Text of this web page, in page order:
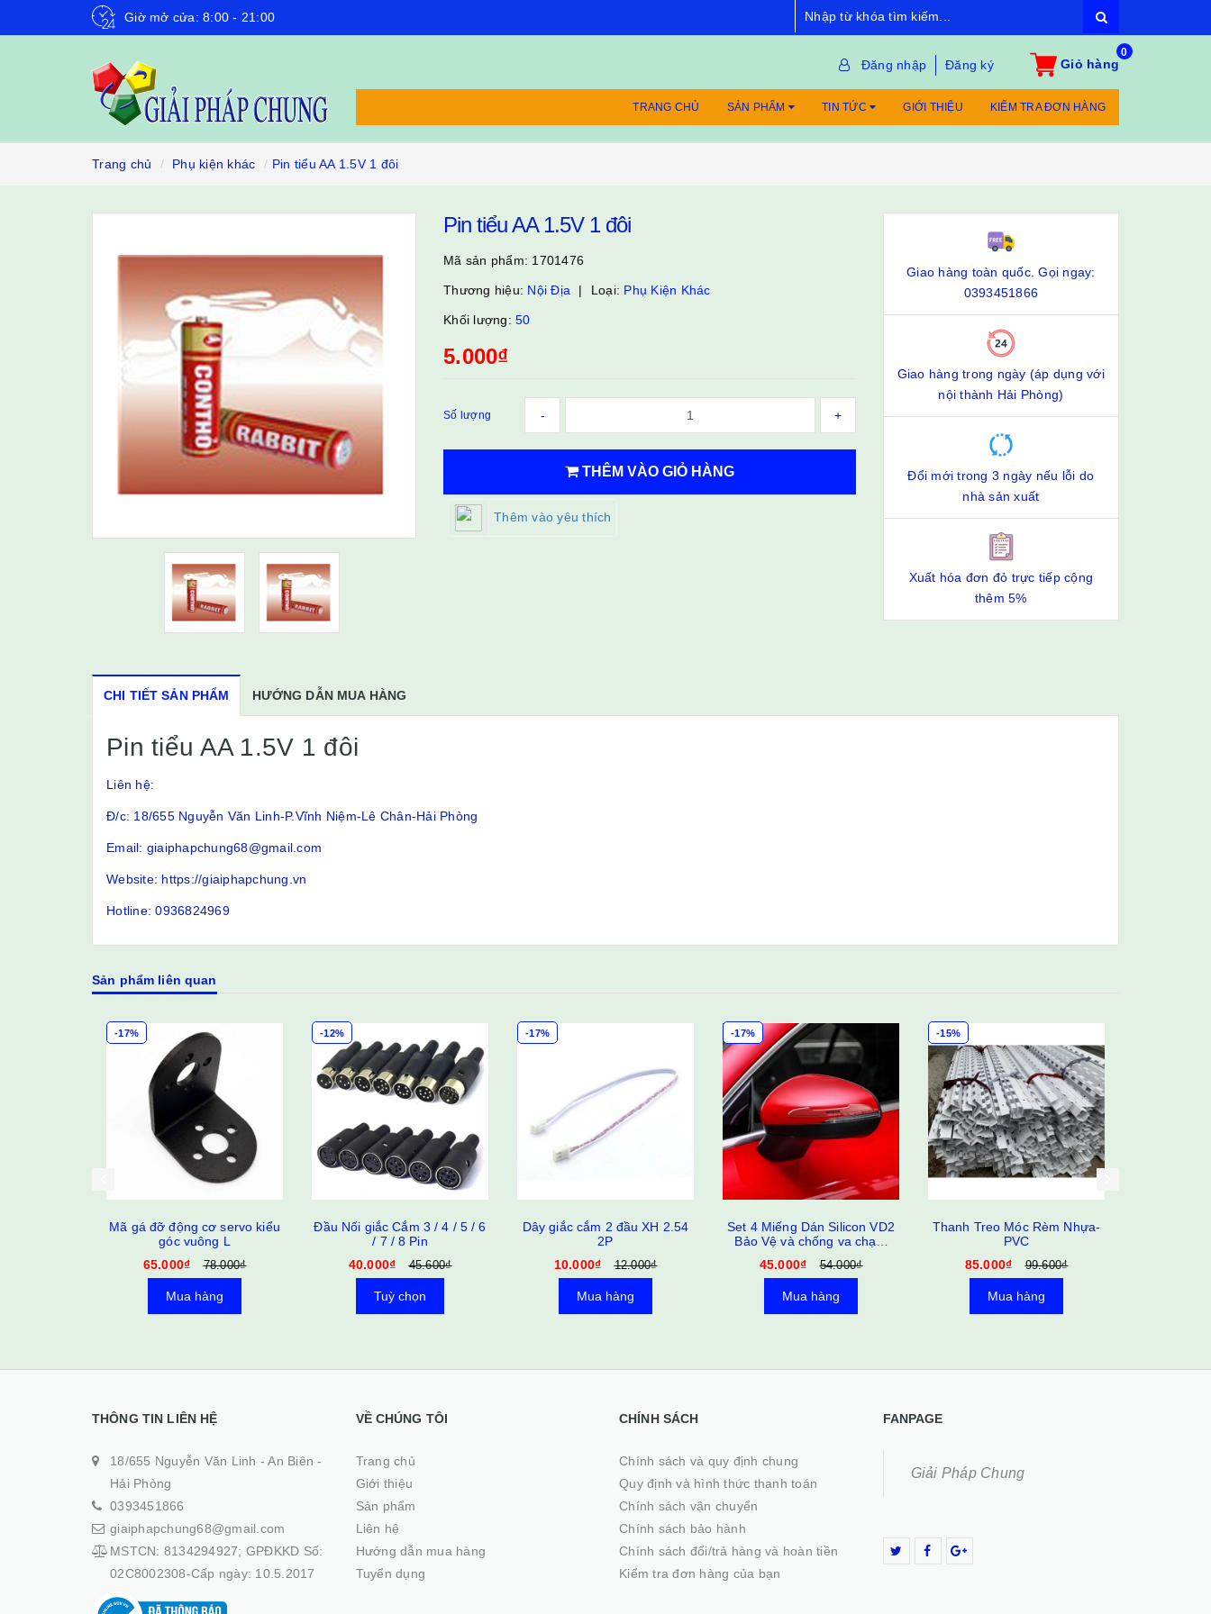
Giờ mở cửa: 8:00 - 21:00
Đăng nhập Đăng ký
0
Giỏ hàng
TRANG CHỦ SẢN PHẨM TIN TỨC GIỚI THIỆU KIỂM TRA ĐƠN HÀNG
Trang chủ Phụ kiện khác Pin tiểu AA 1.5V 1 đôi
Pin tiểu AA 1.5V 1 đôi
Mã sản phẩm: 1701476
Thương hiệu: Nội Địa Loại: Phụ Kiện Khác
Khối lượng: 50
5.000₫
Số lượng - +
THÊM VÀO GIỎ HÀNG
Thêm vào yêu thích
Giao hàng toàn quốc. Gọi ngay:
0393451866
Giao hàng trong ngày (áp dụng với
nội thành Hải Phòng)
Đổi mới trong 3 ngày nếu lỗi do
nhà sản xuất
Xuất hóa đơn đỏ trực tiếp cộng
thêm 5%
CHI TIẾT SẢN PHẨM HƯỚNG DẪN MUA HÀNG
Pin tiểu AA 1.5V 1 đôi
Liên hệ:
Đ/c: 18/655 Nguyễn Văn Linh-P.Vĩnh Niệm-Lê Chân-Hải Phòng
Email: giaiphapchung68@gmail.com
Website: https://giaiphapchung.vn
Hotline: 0936824969
Sản phẩm liên quan
-17%
Mã gá đỡ động cơ servo kiểu
góc vuông L
65.000₫
78.000₫
Mua hàng
-12%
Đầu Nối giắc Cắm 3 / 4 / 5 / 6
/ 7 / 8 Pin
40.000₫
45.600₫
Tuỳ chọn
-17%
Dây giắc cắm 2 đầu XH 2.54
2P
10.000₫
12.000₫
Mua hàng
-17%
Set 4 Miếng Dán Silicon VD2
Bảo Vệ và chống va chạm
Cửa Xe Hơi
45.000₫ 54.000₫
Mua hàng
-15%
Thanh Treo Móc Rèm Nhựa-
PVC
85.000₫
99.600₫
Mua hàng
THÔNG TIN LIÊN HỆ
18/655 Nguyễn Văn Linh - An Biên -
Hải Phòng
0393451866
giaiphapchung68@gmail.com
MSTCN: 8134294927; GPĐKKD Số:
02C8002308-Cấp ngày: 10.5.2017
VỀ CHÚNG TÔI
Trang chủ
Giới thiệu
Sản phẩm
Liên hệ
Hướng dẫn mua hàng
Tuyển dụng
CHÍNH SÁCH
Chính sách và quy định chung
Quy định và hình thức thanh toán
Chính sách vận chuyển
Chính sách bảo hành
Chính sách đổi/trả hàng và hoàn tiền
Kiểm tra đơn hàng của bạn
FANPAGE
Giải Pháp Chung